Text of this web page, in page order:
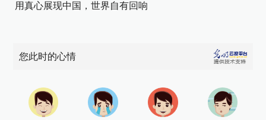
用真心展现中国，世界自有回响
您此时的心情